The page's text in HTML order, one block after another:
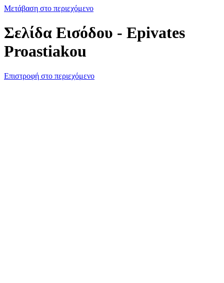
Μετάβαση στο περιεχόμενο
Σελίδα Εισόδου - Epivates
Proastiakou
Επιστροφή στο περιεχόμενο